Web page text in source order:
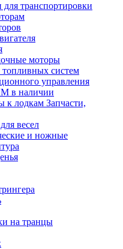
транспортировки
моторы
систем
управления
в наличии
Запчасти,
весел
и ножные
на транцы